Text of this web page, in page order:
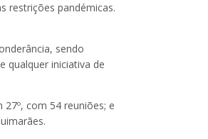
restrições pandémicas.
sendo
qualquer iniciativa de
com 54 reuniões; e